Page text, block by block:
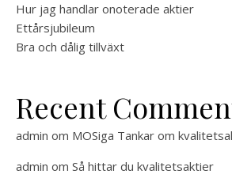
Hur jag handlar onoterade aktier
Ettårsjubileum
Bra och dålig tillväxt
Recent
admin om MOSiga Tankar om
admin om Så hittar du kvalitetsaktier